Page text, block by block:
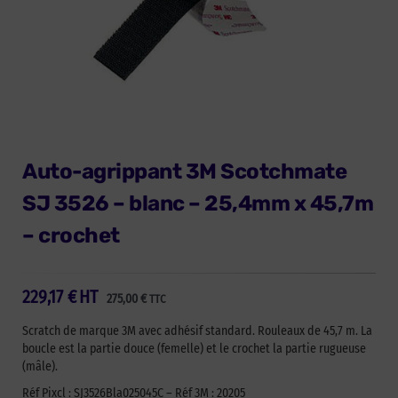
Auto-agrippant 3M Scotchmate
SJ 3526 – blanc – 25,4mm x 45,7m
– crochet
229,17€ 275,00€ TTC
HT
Scratch de marque 3M avec adhésif standard. Rouleaux de 45,7 m. La
boucle est la partie douce (femelle) et le crochet la partie rugueuse
(mâle).
Réf Pixcl : SJ3526Bla025045C – Réf 3M : 20205